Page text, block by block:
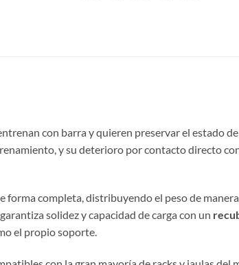
con barra y quieren preservar el estado
y su deterioro por contacto directo
forma completa, distribuyendo el peso de
solidez y capacidad de carga con un
el propio soporte.